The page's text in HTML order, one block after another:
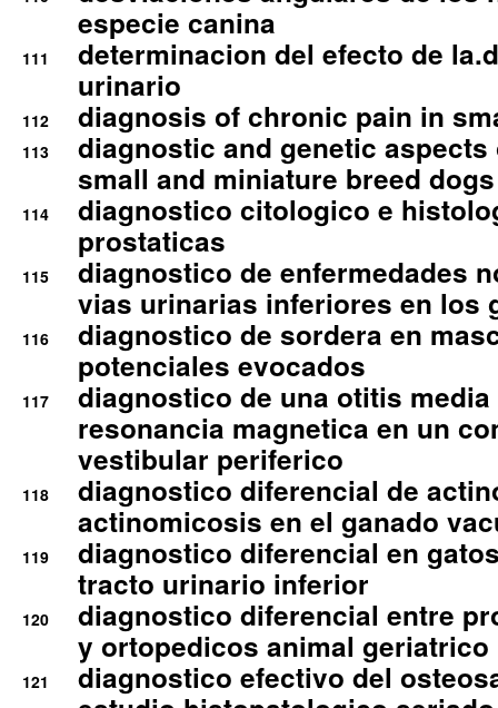
especie canina
111
determinacion del efecto de
urinario
112 diagnosis of chronic pain in
113
diagnostic and genetic
small and miniature breed
114
diagnostico citologico e
prostaticas
115
diagnostico de enfermedades
vias urinarias inferiores en los
116
diagnostico de sordera en
potenciales evocados
117
diagnostico de una otitis
resonancia magnetica en un
vestibular periferico
118
diagnostico diferencial de
actinomicosis en el ganado
119
diagnostico diferencial en
tracto urinario inferior
120
diagnostico diferencial entre
y ortopedicos animal geriatrico
121
diagnostico efectivo del